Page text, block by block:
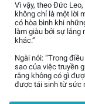
Vì vậy, theo Đức
không chỉ là một lời
có hòa bình khi
làm giàu bởi sự lắng
khác.”
Ngài nói: “Trong
sao của việc truyền
rằng không có gì
được tái sinh từ sức